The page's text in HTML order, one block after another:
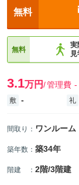
無料
無料
実
3.1万円 管理費 -
敷 - 礼
間取り ： ワンルーム
築年数 ： 築34年
階建 ： 2階/3階建